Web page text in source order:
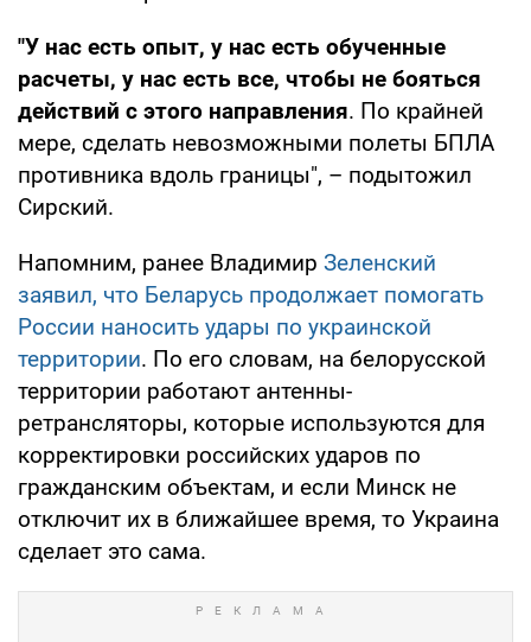
"У нас есть опыт, у нас есть обученные
расчеты, у нас есть все, чтобы не бояться
действий с этого направления. По крайней
мере, сделать невозможными полеты БПЛА
противника вдоль границы", – подытожил
Сирский.
Напомним, ранее Владимир Зеленский
заявил, что Беларусь продолжает помогать
России наносить удары по украинской
территории. По его словам, на белорусской
территории работают антенны-
ретрансляторы, которые используются для
корректировки российских ударов по
гражданским объектам, и если Минск не
отключит их в ближайшее время, то Украина
сделает это сама.